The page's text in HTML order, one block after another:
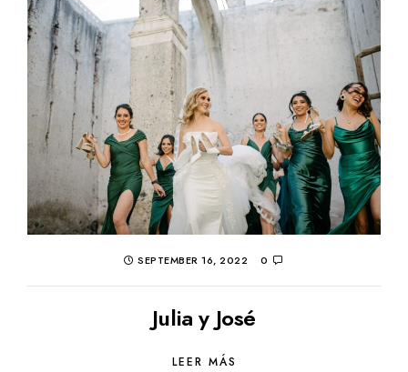
SEPTEMBER 16, 2022 0
Julia y José
LEER MÁS